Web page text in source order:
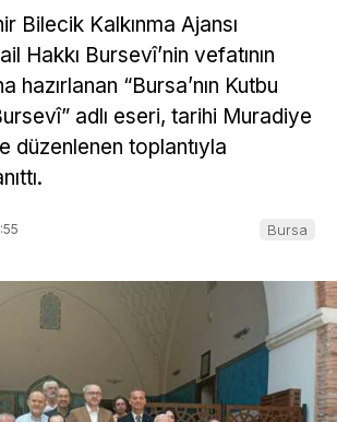
Bilecik Kalkınma Ajansı
Hakkı Bursevî’nin vefatının
hazırlanan “Bursa’nın Kutbu
adlı eseri, tarihi Muradiye
düzenlenen toplantıyla
Bursa